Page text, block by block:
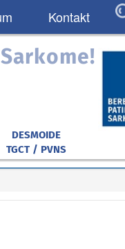
Kontakt
DESMOIDE
TGCT / PVNS